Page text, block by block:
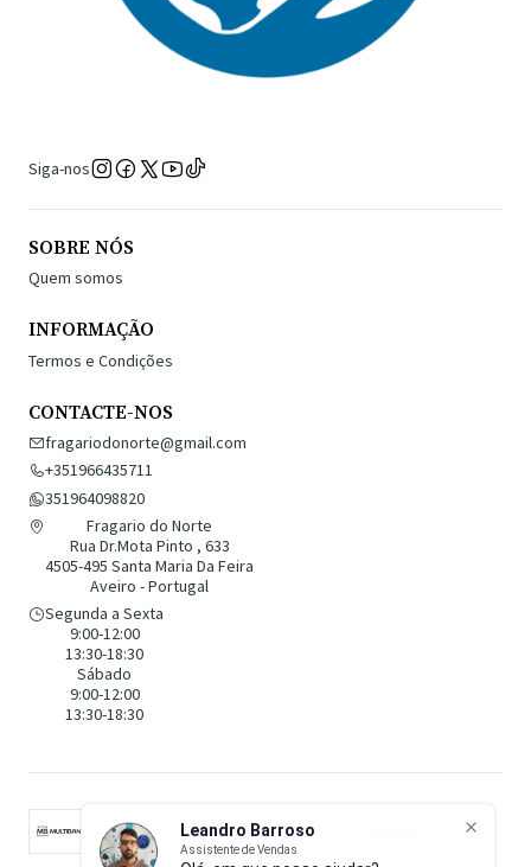
Leandro Barroso
Assistente de Vendas
Siga-nos
SOBRE NÓS
Quem somos
INFORMAÇÃO
Termos e Condições
CONTACTE-NOS
fragariodonorte@gmail.com
+351966435711
351964098820
Fragario do Norte
Rua Dr.Mota Pinto , 633
4505-495 Santa Maria Da Feira
Aveiro - Portugal
Segunda a Sexta
9:00-12:00
13:30-18:30
Sábado
9:00-12:00
13:30-18:30